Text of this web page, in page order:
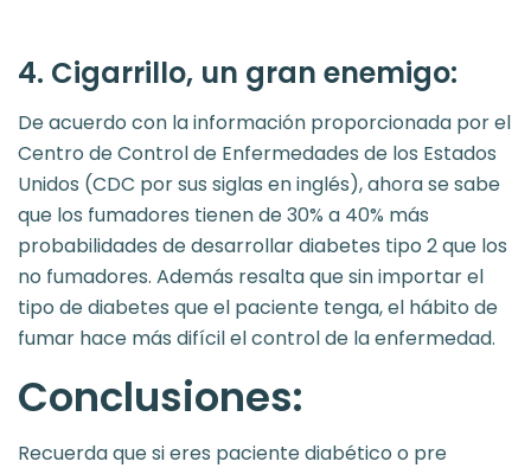
4. Cigarrillo, un gran enemigo:
De acuerdo con la información proporcionada por el
Centro de Control de Enfermedades de los Estados
Unidos (CDC por sus siglas en inglés), ahora se sabe
que los fumadores tienen de 30% a 40% más
probabilidades de desarrollar diabetes tipo 2 que los
no fumadores. Además resalta que sin importar el
tipo de diabetes que el paciente tenga, el hábito de
fumar hace más difícil el control de la enfermedad.
Conclusiones:
Recuerda que si eres paciente diabético o pre